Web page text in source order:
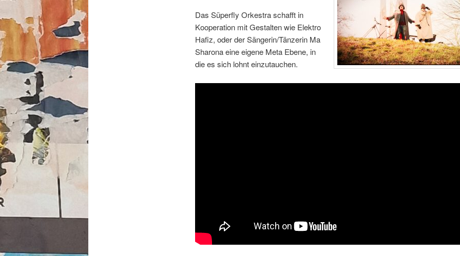
Das Süperfly Orkestra schafft in
Kooperation mit Gestalten wie Elektro
Hafiz, oder der Sängerin/Tänzerin Ma
Sharona eine eigene Meta Ebene, in
die es sich lohnt einzutauchen.